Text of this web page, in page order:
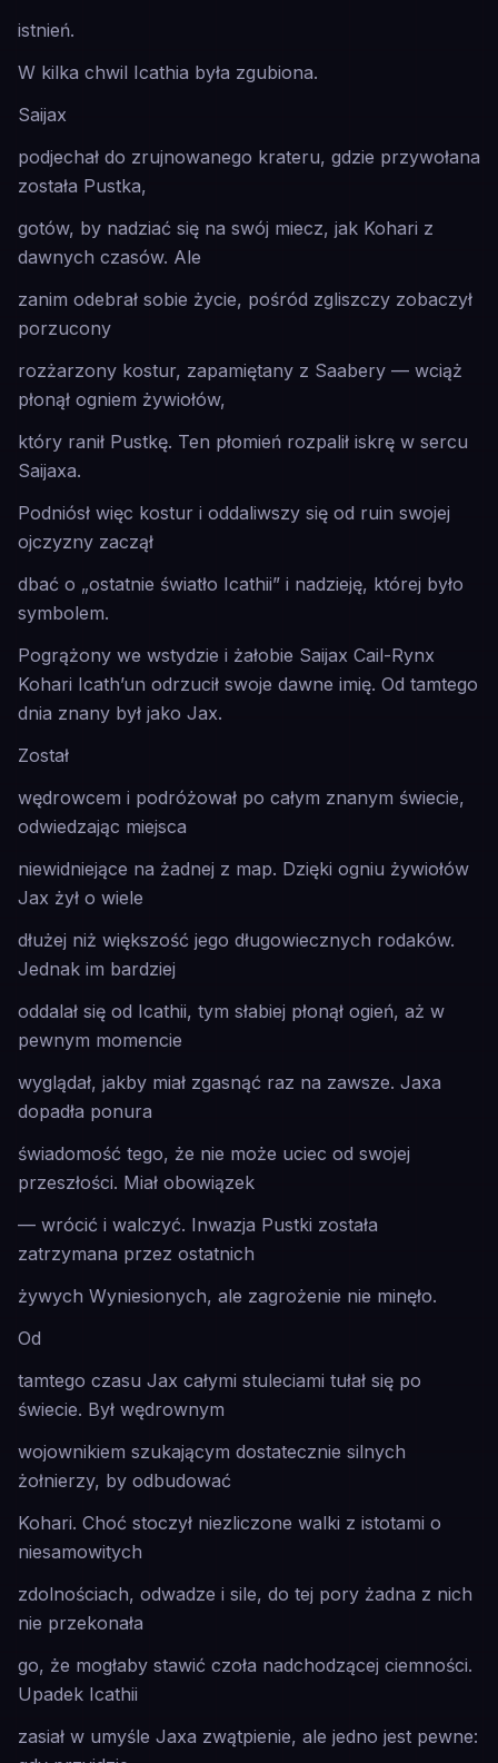
istnień.
W kilka chwil Icathia była zgubiona.
Saijax
podjechał do zrujnowanego krateru, gdzie przywołana
została Pustka,
gotów, by nadziać się na swój miecz, jak Kohari z
dawnych czasów. Ale
zanim odebrał sobie życie, pośród zgliszczy zobaczył
porzucony
rozżarzony kostur, zapamiętany z Saabery — wciąż
płonął ogniem żywiołów,
który ranił Pustkę. Ten płomień rozpalił iskrę w sercu
Saijaxa.
Podniósł więc kostur i oddaliwszy się od ruin swojej
ojczyzny zaczął
dbać o „ostatnie światło Icathii” i nadzieję, której było
symbolem.
Pogrążony we wstydzie i żałobie Saijax Cail-Rynx
Kohari Icath’un odrzucił swoje dawne imię. Od tamtego
dnia znany był jako Jax.
Został
wędrowcem i podróżował po całym znanym świecie,
odwiedzając miejsca
niewidniejące na żadnej z map. Dzięki ogniu żywiołów
Jax żył o wiele
dłużej niż większość jego długowiecznych rodaków.
Jednak im bardziej
oddalał się od Icathii, tym słabiej płonął ogień, aż w
pewnym momencie
wyglądał, jakby miał zgasnąć raz na zawsze. Jaxa
dopadła ponura
świadomość tego, że nie może uciec od swojej
przeszłości. Miał obowiązek
— wrócić i walczyć. Inwazja Pustki została
zatrzymana przez ostatnich
żywych Wyniesionych, ale zagrożenie nie minęło.
Od
tamtego czasu Jax całymi stuleciami tułał się po
świecie. Był wędrownym
wojownikiem szukającym dostatecznie silnych
żołnierzy, by odbudować
Kohari. Choć stoczył niezliczone walki z istotami o
niesamowitych
zdolnościach, odwadze i sile, do tej pory żadna z nich
nie przekonała
go, że mogłaby stawić czoła nadchodzącej ciemności.
Upadek Icathii
zasiał w umyśle Jaxa zwątpienie, ale jedno jest pewne: